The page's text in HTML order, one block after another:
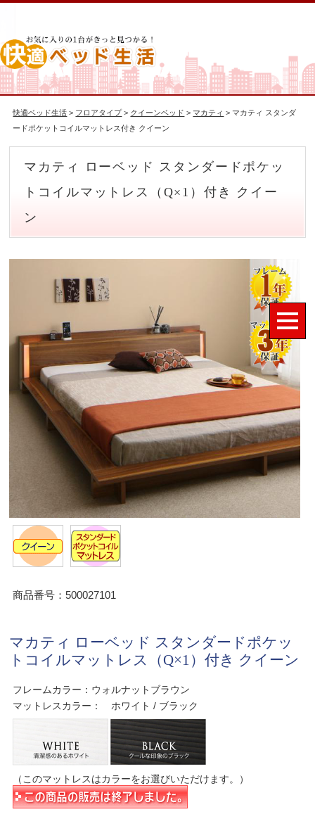
快適ベッド生活 > フロアタイプ > クイーンベッド > マカティ > マカティ スタンダ
ードポケットコイルマットレス付き クイーン
マカティ ローベッド スタンダードポケッ
トコイルマットレス（Q×1）付き クイー
ン
商品番号：500027101
マカティ ローベッド スタンダードポケッ
トコイルマットレス（Q×1）付き クイーン
フレームカラー：ウォルナットブラウン
マットレスカラー： ホワイト / ブラック
（このマットレスはカラーをお選びいただけます。）